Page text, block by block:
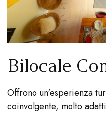
Bilocale
Offrono un'esperienza
coinvolgente, molto